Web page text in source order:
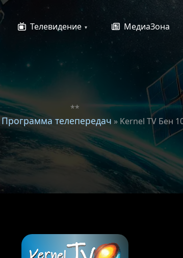
Телевидение МедиаЗона
**
Программа телепередач » Kernel TV Бен